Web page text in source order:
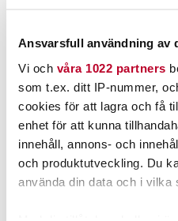
Ansvarsfull användning av
Vi och våra 1022 partners
som t.ex. ditt IP-nummer,
cookies för att lagra och få
enhet för att kunna
innehåll, annons- och
och produktutveckling. Du
använda din data och i vilka
BERKLEY
Berkley Power Bait Pulse
Spintail XL 18g.
Nuvarande pris:
99,00 kr
Tidigare pris
129,00 kr
99,00 kr
129,00 kr
FINNS I LAGER.